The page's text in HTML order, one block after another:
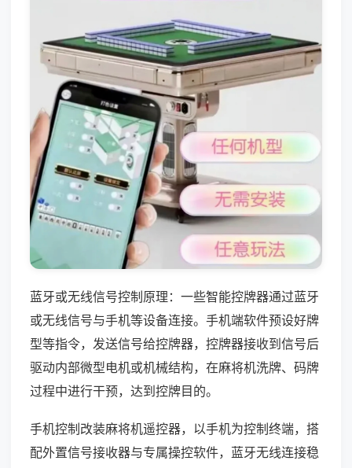
蓝牙或无线信号控制原理：一些智能控牌器通过蓝牙
或无线信号与手机等设备连接。手机端软件预设好牌
型等指令，发送信号给控牌器，控牌器接收到信号后
驱动内部微型电机或机械结构，在麻将机洗牌、码牌
过程中进行干预，达到控牌目的。
手机控制改装麻将机遥控器，以手机为控制终端，搭
配外置信号接收器与专属操控软件，蓝牙无线连接稳